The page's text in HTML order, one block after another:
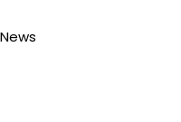
News